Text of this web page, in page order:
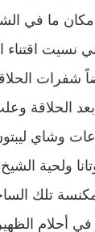
مكان ما في
نسيت
شفرات
الحلاقة
وشاي
ولحية الشيخ
تلك
أحلام